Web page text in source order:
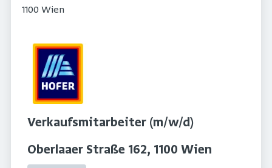
1100 Wien
Verkaufsmitarbeiter (m/w/d)
Oberlaaer Straße 162, 1100 Wien